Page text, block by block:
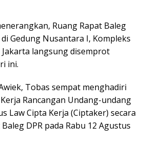
Ruang Rapat Baleg
Gedung Nusantara I, Kompleks
Jakarta langsung disemprot
ini.
Tobas sempat menghadiri
Rancangan Undang-undang
Law Cipta Kerja (Ciptaker) secara
DPR pada Rabu 12 Agustus